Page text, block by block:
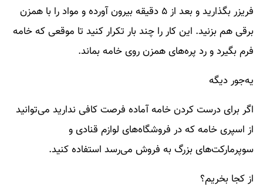
فریزر بگذارید و بعد از ۵ دقیقه بیرون آورده و مواد را با همزن
برقی هم بزنید. این کار را چند بار تکرار کنید تا موقعی که خامه
فرم بگیرد و رد پره‌های همزن روی خامه بماند.
یه‌جور دیگه
اگر برای درست کردن خامه آماده فرصت کافی ندارید می‌توانید
از اسپری خامه که در فروشگاه‌های لوازم قنادی و
سوپرمارکت‌های بزرگ به فروش می‌رسد استفاده کنید.
از کجا بخریم؟